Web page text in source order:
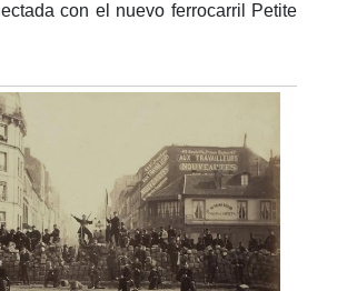
con el nuevo ferrocarril Petite